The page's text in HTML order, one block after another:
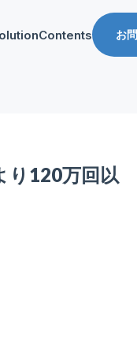
ング支援
Contents お
り120万回以